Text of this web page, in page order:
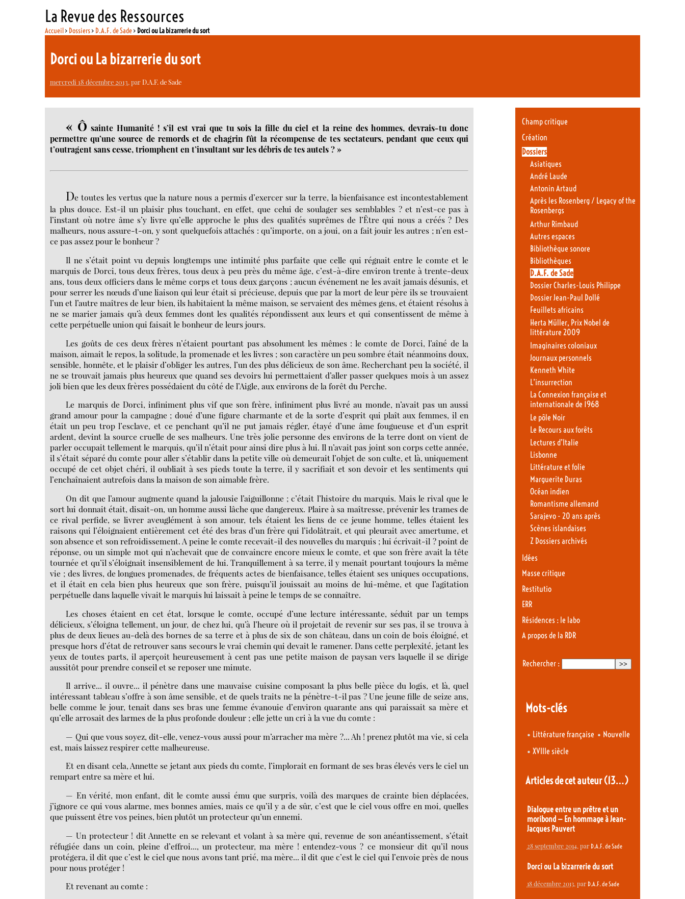
La Revue des Ressources
Accueil> Dossiers> D.A.F. de Sade> Dorci ou La bizarrerie du sort
Dorci ou La bizarrerie du sort
mercredi 18 décembre 2013, parD.A.F. de Sade
« Ô sainte Humanité ! s’il est vrai que tu sois la fille du ciel et la reine des hommes, devrais-tu donc
permettre qu’une source de remords et de chagrin fût la récompense de tes sectateurs, pendant que ceux qui
t’outragent sans cesse, triomphent en t’insultant sur les débris de tes autels ? »
De toutes les vertus que la nature nous a permis d’exercer sur la terre, la bienfaisance est incontestablement
la plus douce. Est-il un plaisir plus touchant, en effet, que celui de soulager ses semblables ? et n’est-ce pas à
l’instant où notre âme s’y livre qu’elle approche le plus des qualités suprêmes de l’Être qui nous a créés ? Des
malheurs, nous assure-t-on, y sont quelquefois attachés : qu’importe, on a joui, on a fait jouir les autres ; n’en est-
ce pas assez pour le bonheur ?
Il ne s’était point vu depuis longtemps une intimité plus parfaite que celle qui régnait entre le comte et le
marquis de Dorci, tous deux frères, tous deux à peu près du même âge, c’est-à-dire environ trente à trente-deux
ans, tous deux officiers dans le même corps et tous deux garçons ; aucun événement ne les avait jamais désunis, et
pour serrer les nœuds d’une liaison qui leur était si précieuse, depuis que par la mort de leur père ils se trouvaient
l’un et l’autre maîtres de leur bien, ils habitaient la même maison, se servaient des mêmes gens, et étaient résolus à
ne se marier jamais qu’à deux femmes dont les qualités répondissent aux leurs et qui consentissent de même à
cette perpétuelle union qui faisait le bonheur de leurs jours.
Les goûts de ces deux frères n’étaient pourtant pas absolument les mêmes : le comte de Dorci, l’aîné de la
maison, aimait le repos, la solitude, la promenade et les livres ; son caractère un peu sombre était néanmoins doux,
sensible, honnête, et le plaisir d’obliger les autres, l’un des plus délicieux de son âme. Recherchant peu la société, il
ne se trouvait jamais plus heureux que quand ses devoirs lui permettaient d’aller passer quelques mois à un assez
joli bien que les deux frères possédaient du côté de l’Aigle, aux environs de la forêt du Perche.
Le marquis de Dorci, infiniment plus vif que son frère, infiniment plus livré au monde, n’avait pas un aussi
grand amour pour la campagne ; doué d’une figure charmante et de la sorte d’esprit qui plaît aux femmes, il en
était un peu trop l’esclave, et ce penchant qu’il ne put jamais régler, étayé d’une âme fougueuse et d’un esprit
ardent, devint la source cruelle de ses malheurs. Une très jolie personne des environs de la terre dont on vient de
parler occupait tellement le marquis, qu’il n’était pour ainsi dire plus à lui. Il n’avait pas joint son corps cette année,
il s’était séparé du comte pour aller s’établir dans la petite ville où demeurait l’objet de son culte, et là, uniquement
occupé de cet objet chéri, il oubliait à ses pieds toute la terre, il y sacrifiait et son devoir et les sentiments qui
l’enchaînaient autrefois dans la maison de son aimable frère.
On dit que l’amour augmente quand la jalousie l’aiguillonne ; c’était l’histoire du marquis. Mais le rival que le
sort lui donnait était, disait-on, un homme aussi lâche que dangereux. Plaire à sa maîtresse, prévenir les trames de
ce rival perfide, se livrer aveuglément à son amour, tels étaient les liens de ce jeune homme, telles étaient les
raisons qui l’éloignaient entièrement cet été des bras d’un frère qui l’idolâtrait, et qui pleurait avec amertume, et
son absence et son refroidissement. A peine le comte recevait-il des nouvelles du marquis ; lui écrivait-il ? point de
réponse, ou un simple mot qui n’achevait que de convaincre encore mieux le comte, et que son frère avait la tête
tournée et qu’il s’éloignait insensiblement de lui. Tranquillement à sa terre, il y menait pourtant toujours la même
vie ; des livres, de longues promenades, de fréquents actes de bienfaisance, telles étaient ses uniques occupations,
et il était en cela bien plus heureux que son frère, puisqu’il jouissait au moins de lui-même, et que l’agitation
perpétuelle dans laquelle vivait le marquis lui laissait à peine le temps de se connaître.
Les choses étaient en cet état, lorsque le comte, occupé d’une lecture intéressante, séduit par un temps
délicieux, s’éloigna tellement, un jour, de chez lui, qu’à l’heure où il projetait de revenir sur ses pas, il se trouva à
plus de deux lieues au-delà des bornes de sa terre et à plus de six de son château, dans un coin de bois éloigné, et
presque hors d’état de retrouver sans secours le vrai chemin qui devait le ramener. Dans cette perplexité, jetant les
yeux de toutes parts, il aperçoit heureusement à cent pas une petite maison de paysan vers laquelle il se dirige
aussitôt pour prendre conseil et se reposer une minute.
Il arrive... il ouvre... il pénètre dans une mauvaise cuisine composant la plus belle pièce du logis, et là, quel
intéressant tableau s’offre à son âme sensible, et de quels traits ne la pénètre-t-il pas ? Une jeune fille de seize ans,
belle comme le jour, tenait dans ses bras une femme évanouie d’environ quarante ans qui paraissait sa mère et
qu’elle arrosait des larmes de la plus profonde douleur ; elle jette un cri à la vue du comte :
— Qui que vous soyez, dit-elle, venez-vous aussi pour m’arracher ma mère ?... Ah ! prenez plutôt ma vie, si cela
est, mais laissez respirer cette malheureuse.
Et en disant cela, Annette se jetant aux pieds du comte, l’implorait en formant de ses bras élevés vers le ciel un
rempart entre sa mère et lui.
— En vérité, mon enfant, dit le comte aussi ému que surpris, voilà des marques de crainte bien déplacées,
j’ignore ce qui vous alarme, mes bonnes amies, mais ce qu’il y a de sûr, c’est que le ciel vous offre en moi, quelles
que puissent être vos peines, bien plutôt un protecteur qu’un ennemi.
— Un protecteur ! dit Annette en se relevant et volant à sa mère qui, revenue de son anéantissement, s’était
réfugiée dans un coin, pleine d’effroi..., un protecteur, ma mère ! entendez-vous ? ce monsieur dit qu’il nous
protégera, il dit que c’est le ciel que nous avons tant prié, ma mère... il dit que c’est le ciel qui l’envoie près de nous
pour nous protéger !
Et revenant au comte :
Champ critique
Création
Dossiers
Asiatiques
André Laude
Antonin Artaud
Après les Rosenberg / Legacy of the
Rosenbergs
Arthur Rimbaud
Autres espaces
Bibliothèque sonore
Bibliothèques
D.A.F. de Sade
Dossier Charles-Louis Philippe
Dossier Jean-Paul Dollé
Feuillets africains
Herta Müller, Prix Nobel de
littérature 2009
Imaginaires coloniaux
Journaux personnels
Kenneth White
L’insurrection
La Connexion française et
internationale de 1968
Le pôle Noir
Le Recours aux forêts
Lectures d’Italie
Lisbonne
Littérature et folie
Marguerite Duras
Océan indien
Romantisme allemand
Sarajevo - 20 ans après
Scènes islandaises
Z Dossiers archivés
Idées
Masse critique
Restitutio
ERR
Résidences : le labo
A propos de la RDR
Rechercher :
Mots-clés
• Littérature française • Nouvelle
• XVIIIe siècle
Articles de cet auteur(13…)
Dialogue entre un prêtre et un
moribond — En hommage à Jean-
Jacques Pauvert
28 septembre 2014, par D.A.F. de Sade
Dorci ou La bizarrerie du sort
18 décembre 2013, par D.A.F. de Sade